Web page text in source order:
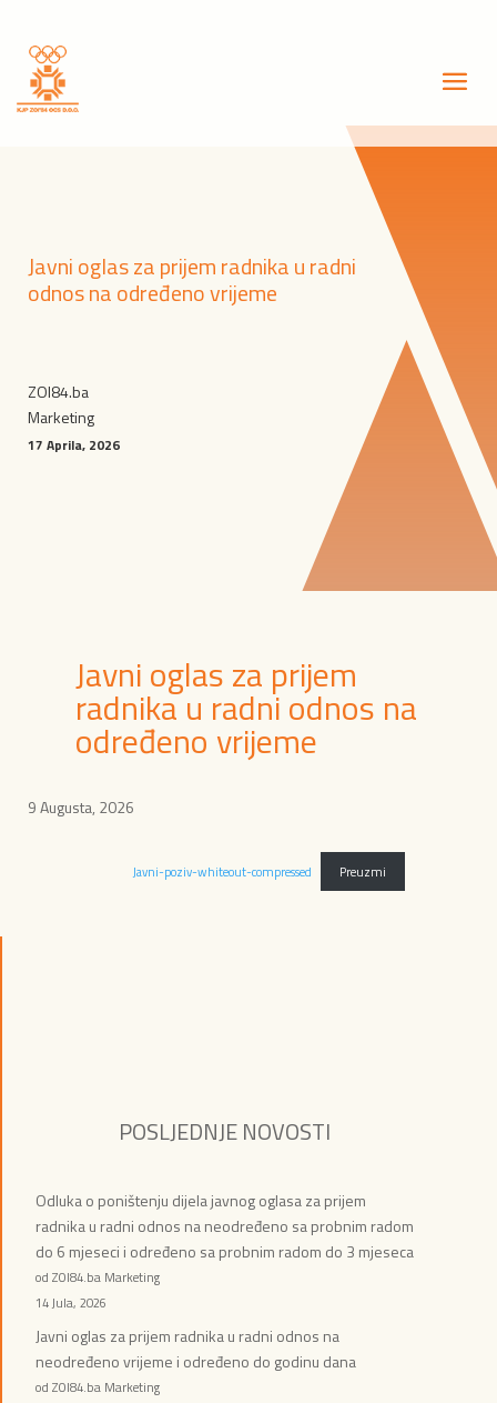
Javni oglas za prijem radnika u radni
odnos na određeno vrijeme
ZOI84.ba
Marketing
17 Aprila, 2026
Javni oglas za prijem
radnika u radni odnos na
određeno vrijeme
9 Augusta, 2026
Javni-poziv-whiteout-compressed Preuzmi
POSLJEDNJE NOVOSTI
Odluka o poništenju dijela javnog oglasa za prijem
radnika u radni odnos na neodređeno sa probnim radom
do 6 mjeseci i određeno sa probnim radom do 3 mjeseca
od ZOI84.ba Marketing
14 Jula, 2026
Javni oglas za prijem radnika u radni odnos na
neodređeno vrijeme i određeno do godinu dana
od ZOI84.ba Marketing